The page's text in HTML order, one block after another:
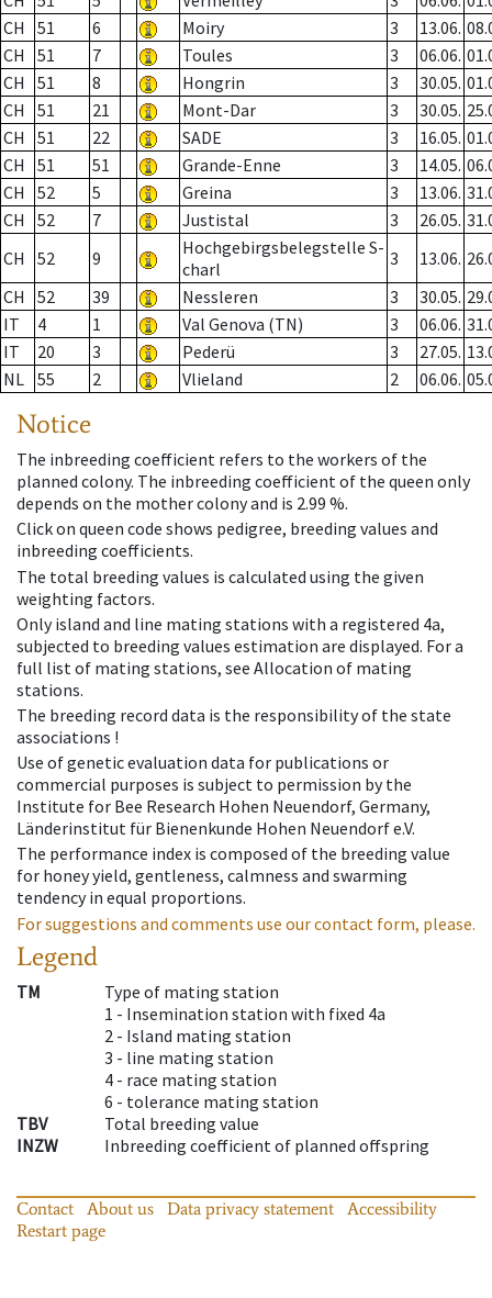
CH
51 6 Moiry 3 13.06.
CH
51 7 Toules 3 06.06.
CH
51 8 Hongrin 3 30.05.
CH
51 21 Mont-Dar 3 30.05.
CH
51 22 SADE 3 16.05.
CH
51 51 Grande-Enne 3 14.05.
CH
52 5 Greina 3 13.06.
CH
52 7 Justistal 3 26.05.
CH
52 9
Hochgebirgsbelegstelle S-
charl
3 13.06.
CH
52 39 Nessleren 3 30.05.
IT
4 1 Val Genova (TN) 3 06.06.
IT
20 3 Pederü 3 27.05.
NL 55 2 Vlieland 2 06.06.
Notice
The inbreeding coefficient refers to the workers of the
planned colony. The inbreeding coefficient of the queen only
depends on the mother colony and is 2.99 %.
Click on queen code shows pedigree, breeding values and
inbreeding coefficients.
The total breeding values is calculated using the given
weighting factors.
Only island and line mating stations with a registered 4a,
subjected to breeding values estimation are displayed. For a
full list of mating stations, see Allocation of mating
stations.
The breeding record data is the responsibility of the state
associations !
Use of genetic evaluation data for publications or
commercial purposes is subject to permission by the
Institute for Bee Research Hohen Neuendorf, Germany,
Länderinstitut für Bienenkunde Hohen Neuendorf e.V.
The performance index is composed of the breeding value
for honey yield, gentleness, calmness and swarming
tendency in equal proportions.
For suggestions and comments use our contact form, please.
Legend
TM
Type of mating station
1 - Insemination station with fixed 4a
2 - Island mating station
3 - line mating station
4 - race mating station
6 - tolerance mating station
TBV
Total breeding value
INZW
Inbreeding coefficient of planned offspring
Contact About us Data privacy statement
Accessibility
Restart page